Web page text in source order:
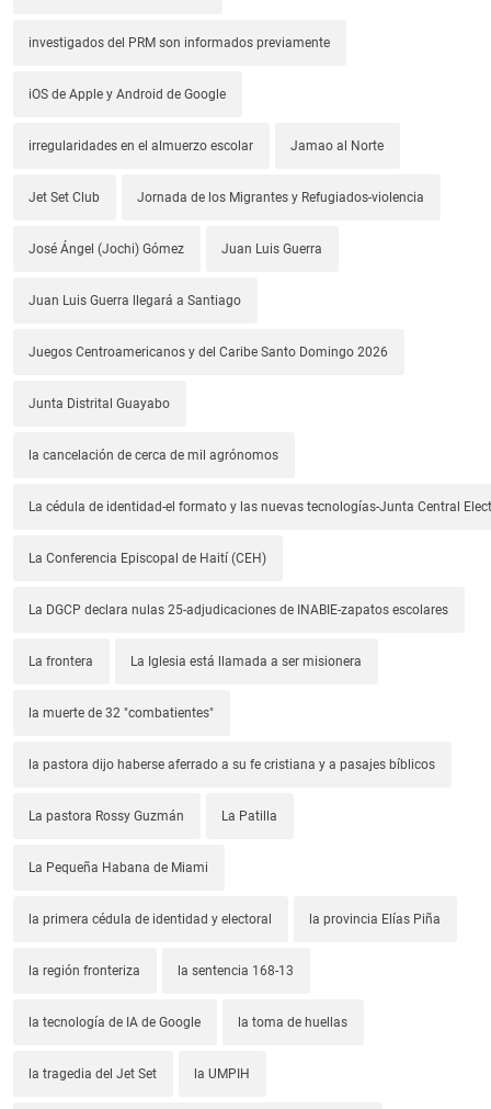
investigados del PRM son informados previamente
iOS de Apple y Android de Google
irregularidades en el almuerzo escolar Jamao al Norte
Jet Set Club Jornada de los Migrantes y Refugiados-violencia
José Ángel (Jochi) Gómez Juan Luis Guerra
Juan Luis Guerra llegará a Santiago
Juegos Centroamericanos y del Caribe Santo Domingo 2026
Junta Distrital Guayabo
la cancelación de cerca de mil agrónomos
La cédula de identidad-el formato y las nuevas tecnologías-Junta Central
La Conferencia Episcopal de Haití (CEH)
La DGCP declara nulas 25-adjudicaciones de INABIE-zapatos escolares
La frontera La Iglesia está llamada a ser misionera
la muerte de 32 "combatientes"
la pastora dijo haberse aferrado a su fe cristiana y a pasajes bíblicos
La pastora Rossy Guzmán La Patilla
La Pequeña Habana de Miami
la primera cédula de identidad y electoral la provincia Elías Piña
la región fronteriza la sentencia 168-13
la tecnología de IA de Google la toma de huellas
la tragedia del Jet Set la UMPIH